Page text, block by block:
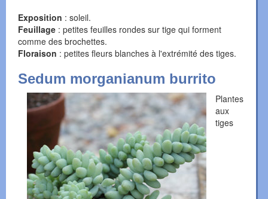
Exposition : soleil.
Feuillage : petites feuilles rondes sur tige qui forment
comme des brochettes.
Floraison : petites fleurs blanches à l'extrémité des tiges.
Sedum morganianum burrito
Plantes
aux
tiges